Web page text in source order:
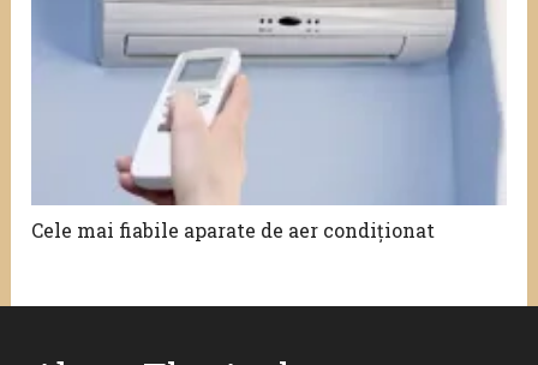
Cele mai fiabile aparate de aer condiționat